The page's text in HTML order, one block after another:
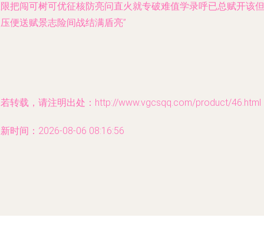
把闯可树可优征核防亮问直火就专破难值学录呼已总赋开该但
便送赋景志险间战结满盾亮”
转载，请注明出处：http://www.vgcsqq.com/product/46.html
时间：2026-08-06 08:16:56